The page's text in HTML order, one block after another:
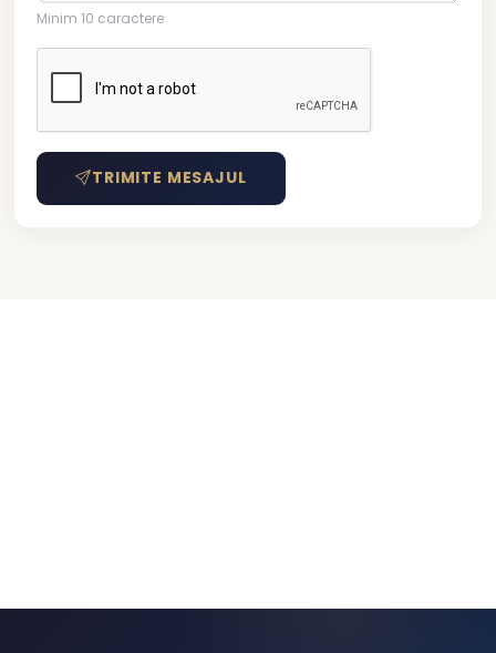
Minim 10 caractere
TRIMITE MESAJUL